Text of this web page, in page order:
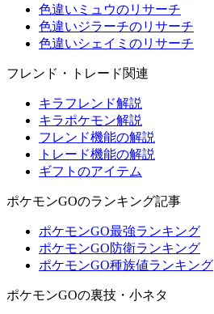
色違いミュウのリサーチ
色違いジラーチのリサーチ
色違いシェイミのリサーチ
フレンド・トレード関連
キラフレンド解説
キラポケモン解説
フレンド機能の解説
トレード機能の解説
ギフトのアイテム
ポケモンGOのランキング記事
ポケモンGO最強ランキング
ポケモンGO防衛ランキング
ポケモンGO種族値ランキング
ポケモンGOの裏技・小ネタ